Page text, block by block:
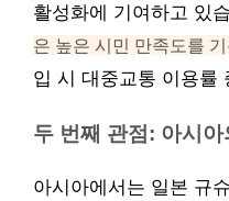
활성화에 기여하고 있
은 높은 시민 만족도를
입 시 대중교통 이용률
두 번째 관점: 아시아
아시아에서는 일본 규